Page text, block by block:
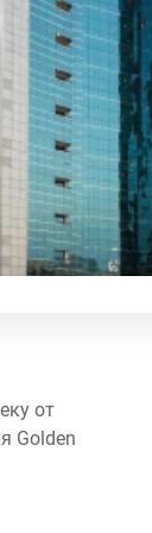
от
Golden